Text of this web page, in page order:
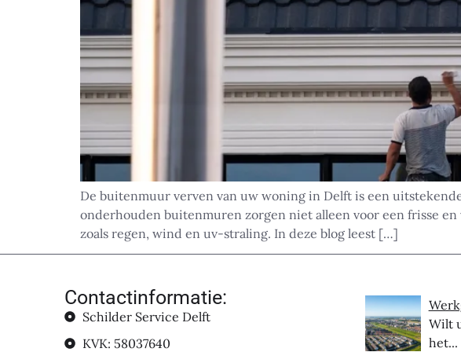
De buitenmuur verven van uw woning in Delft is een
onderhouden buitenmuren zorgen niet alleen voor een frisse
zoals regen, wind en uv-straling. In deze blog leest […]
Contactinformatie:
Schilder Service Delft
KVK: 58037640
Wilt
het...